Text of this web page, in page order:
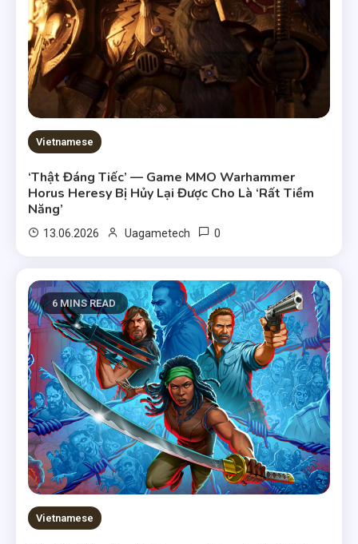
Vietnamese
‘Thật Đáng Tiếc’ — Game MMO Warhammer
Horus Heresy Bị Hủy Lại Được Cho Là ‘Rất Tiềm
Năng’
13.06.2026 Uagametech 0
6 MINS READ
Vietnamese